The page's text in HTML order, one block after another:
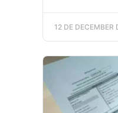
12 DE DECEMBER